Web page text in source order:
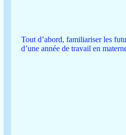
Tout d’abord, familiariser les
d’une année de travail en